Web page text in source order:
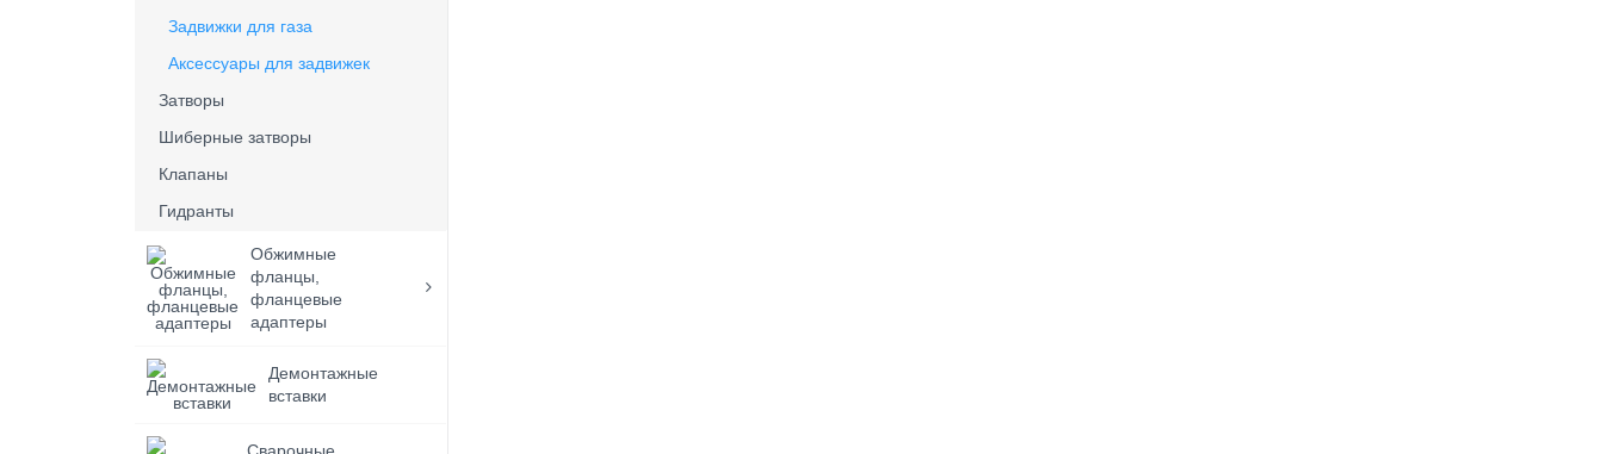
Задвижки для газа
Аксессуары для задвижек
Затворы
Шиберные затворы
Клапаны
Гидранты
Обжимные
фланцы,
фланцевые
адаптеры
Демонтажные
вставки